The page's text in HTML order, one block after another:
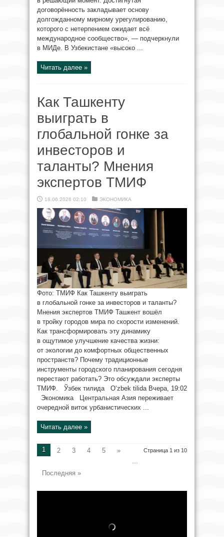
договорённость закладывает основу
долгожданному мирному урегулированию,
которого с нетерпением ожидает всё
международное сообщество», — подчеркнули
в МИДе. В Узбекистане «высоко ...
Читать далее »
Как Ташкенту
выиграть в
глобальной гонке за
инвесторов и
таланты? Мнения
экспертов ТМИФ
18.06.2026 02:10 ЭКОНОМИКА
Фото: ТМИФ Как Ташкенту выиграть
в глобальной гонке за инвесторов и таланты?
Мнения экспертов ТМИФ Ташкент вошёл
в тройку городов мира по скорости изменений.
Как трансформировать эту динамику
в ощутимое улучшение качества жизни:
от экологии до комфортных общественных
пространств? Почему традиционные
инструменты городского планирования сегодня
перестают работать? Это обсуждали эксперты
ТМИФ. Ўзбек тилида O‘zbek tilida Вчера, 19:02
Экономика Центральная Азия переживает
очередной виток урбанистических ...
Читать далее »
Страница 1 из 10
1 2 3 4 5
»
...
Последняя »